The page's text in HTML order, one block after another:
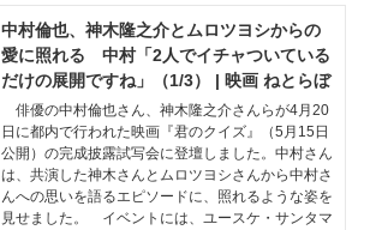
中村倫也、神木隆之介とムロツヨシからの
愛に照れる 中村「2人でイチャついている
だけの展開ですね」（1/3） | 映画 ねとらぼ
俳優の中村倫也さん、神木隆之介さんらが4月20
日に都内で行われた映画『君のクイズ』（5月15日
公開）の完成披露試写会に登壇しました。中村さん
は、共演した神木さんとムロツヨシさんから中村さ
んへの思いを語るエピソードに、照れるような姿を
見せました。 イベントには、ユースケ・サンタマ